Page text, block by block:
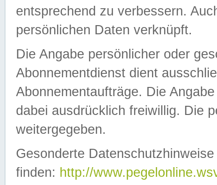
entsprechend zu verbessern.
persönlichen Daten verknüpft.
Die Angabe persönlicher oder
Abonnementdienst dient
Abonnementaufträge. Die
dabei ausdrücklich freiwillig. Die
weitergegeben.
Gesonderte
finden: http://